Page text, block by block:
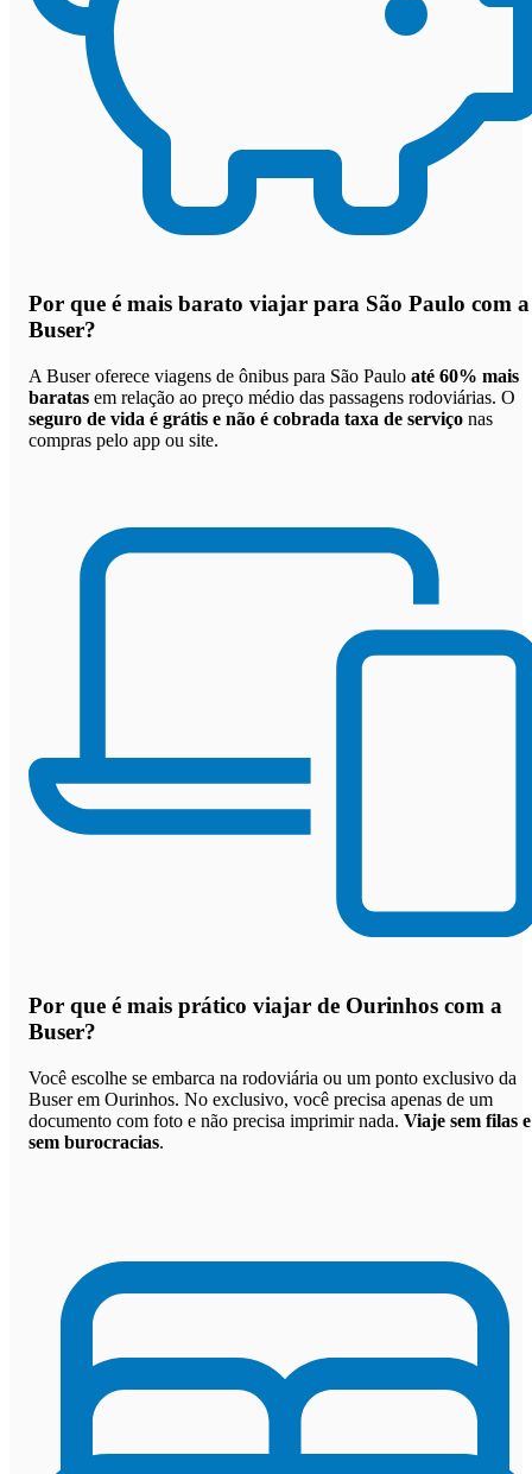
Por que é mais barato viajar para São Paulo com a
Buser?
A Buser oferece viagens de ônibus para São Paulo até 60% mais
baratas em relação ao preço médio das passagens rodoviárias. O
seguro de vida é grátis e não é cobrada taxa de serviço nas
compras pelo app ou site.
Por que é mais prático viajar de Ourinhos com a
Buser?
Você escolhe se embarca na rodoviária ou um ponto exclusivo da
Buser em Ourinhos. No exclusivo, você precisa apenas de um
documento com foto e não precisa imprimir nada. Viaje sem filas e
sem burocracias.